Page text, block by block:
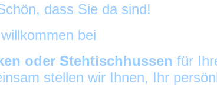
dass Sie da sind!
bei
oder Stehtischhussen für
stellen wir Ihnen, Ihr